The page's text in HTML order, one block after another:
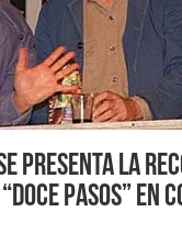
presenta la
Pasos” en